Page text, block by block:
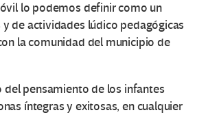
lo podemos definir como un
de actividades lúdico pedagógicas
la comunidad del municipio de
del pensamiento de los infantes
íntegras y exitosas, en cualquier